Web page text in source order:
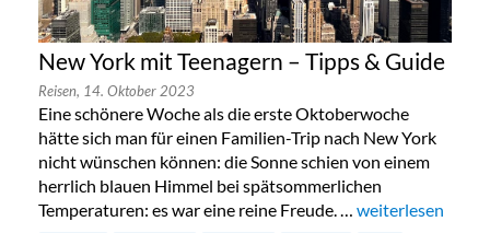
New York mit Teenagern – Tipps & Guide
Reisen, 14. Oktober 2023
Eine schönere Woche als die erste Oktoberwoche
hätte sich man für einen Familien-Trip nach New York
nicht wünschen können: die Sonne schien von einem
herrlich blauen Himmel bei spätsommerlichen
Temperaturen: es war eine reine Freude. … „New York mit
weiterlesen